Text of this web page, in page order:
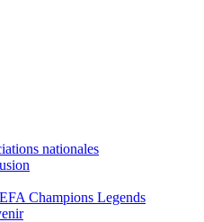
nationales
Champions Legends